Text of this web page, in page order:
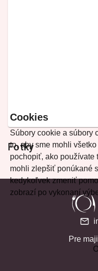
Fotky
Cookies
Súbory cookie a súbory
to, aby sme mohli
pochopiť, ako používate
mohli zlepšiť ponúkané
kedykoľvek zmeniť
zobrazí po vykonaní
Pre